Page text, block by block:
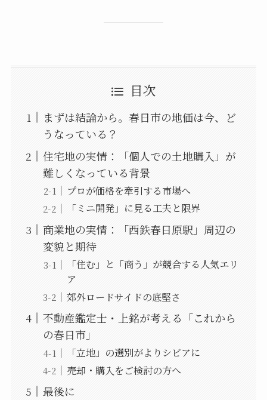
目次
まずは結論から。春日市の地価は今、ど
うなっている？
住宅地の実情：「個人での土地購入」が
難しくなっている背景
プロが価格を牽引する市場へ
「ミニ開発」に見る工夫と限界
商業地の実情：「西鉄春日原駅」周辺の
変貌と期待
「住む」と「商う」が競合する人気エリ
ア
郊外ロードサイドの底堅さ
不動産鑑定士・上銘が考える「これから
の春日市」
「立地」の選別がよりシビアに
売却・購入をご検討の方へ
最後に